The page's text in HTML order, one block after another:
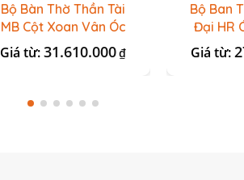
Bộ Bàn Thờ Thần Tài
MB Cột Xoan Vân Óc
Chó + Sứ Ngà Vàng
Giá từ:31.610.000₫
Bộ Ban
Đại HR
Đá
Giá từ: